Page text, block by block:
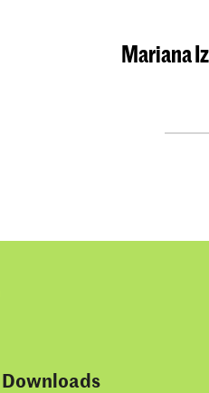
Mariana
Downloads